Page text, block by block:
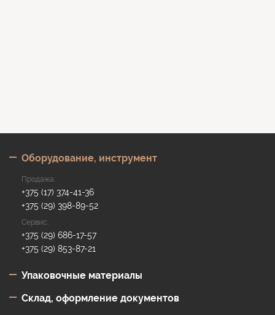
Оборудование, инструмент
Продажа:
+375 (17) 374-41-36
+375 (29) 398-89-52
Сервис:
+375 (29) 686-17-57
+375 (29) 853-87-21
Упаковочные материалы
Склад, оформление документов